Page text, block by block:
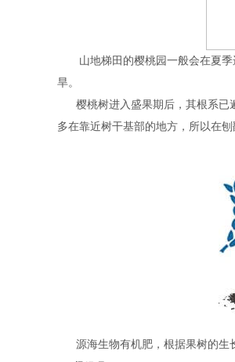
山地梯田的樱桃园一般会在夏季
旱。
樱桃树进入盛果期后，其根系已
多在靠近树干基部的地方，所以在
源海生物有机肥，根据果树的生